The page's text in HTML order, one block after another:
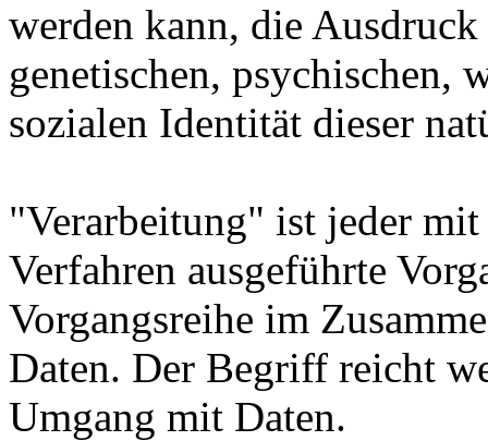
werden kann, die
genetischen, psychischen,
sozialen Identität dieser
"Verarbeitung" ist jeder
Verfahren ausgeführte
Vorgangsreihe im
Daten. Der Begriff reicht
Umgang mit Daten.